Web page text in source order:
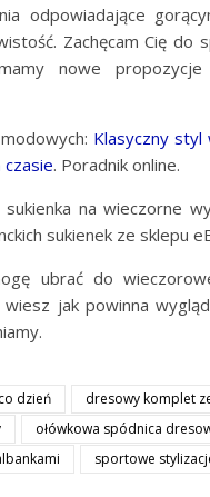
odpowiadające
Zachęcam Cię do
nowe propozycje
Klasyczny styl
. Poradnik online.
na wieczorne
sukienek ze sklepu
ubrać do
jak powinna
dzień
dresowy komplet
ołówkowa spódnica
sportowe